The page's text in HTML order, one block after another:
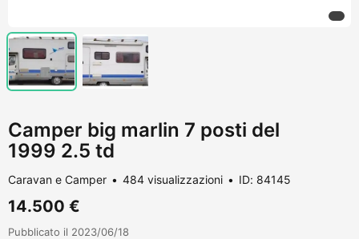
Camper big marlin 7 posti del
1999 2.5 td
Caravan e Camper 484 visualizzazioni ID: 84145
14.500 €
Pubblicato il 2023/06/18